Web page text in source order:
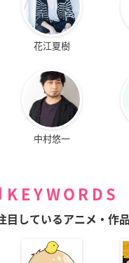
花江夏樹
中村悠一
KEYWORDS
目しているアニメ・作